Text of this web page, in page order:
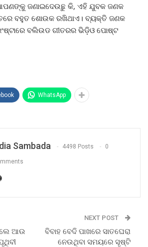
ଜଣାଇଦେଉଛୁ କି, ଏହି ଯୁବକ ଜଣକ
ବହୁତ ଶୋଉକ ରଖିଥାଏ। ବ୍ୟକ୍ତି ଜଣକ
ବଲିଉଡ ଗୀତରର ଭିଡ଼ିଓ ପୋଷ୍ଟ
WhatsApp
Sambada 4498 Posts 0
ଆଉ
NEXT POST
ବିବାହ ବେଦି ପାଖରେ ସାତଘେରା
ନେଉଥିବା ସମୟରେ ସୃଷ୍ଟି